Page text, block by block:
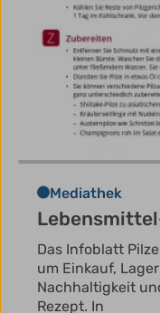
Mediathek
Das Infoblatt
um Einkauf,
Nachhaltigkeit
Rezept. In